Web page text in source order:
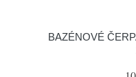
BAZÉNOVÉ